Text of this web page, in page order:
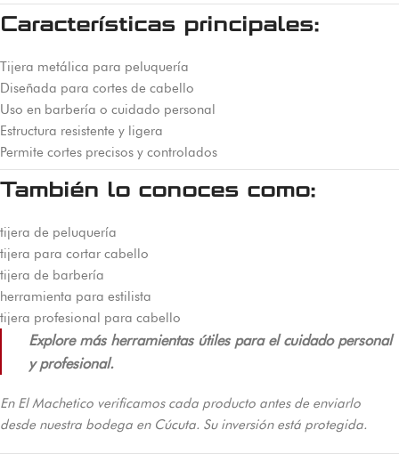
Características principales:
Tijera metálica para peluquería
Diseñada para cortes de cabello
Uso en barbería o cuidado personal
Estructura resistente y ligera
Permite cortes precisos y controlados
También lo conoces como:
tijera de peluquería
tijera para cortar cabello
tijera de barbería
herramienta para estilista
tijera profesional para cabello
Explore más herramientas útiles para el cuidado personal
y profesional.
En El Machetico verificamos cada producto antes de enviarlo
desde nuestra bodega en Cúcuta. Su inversión está protegida.